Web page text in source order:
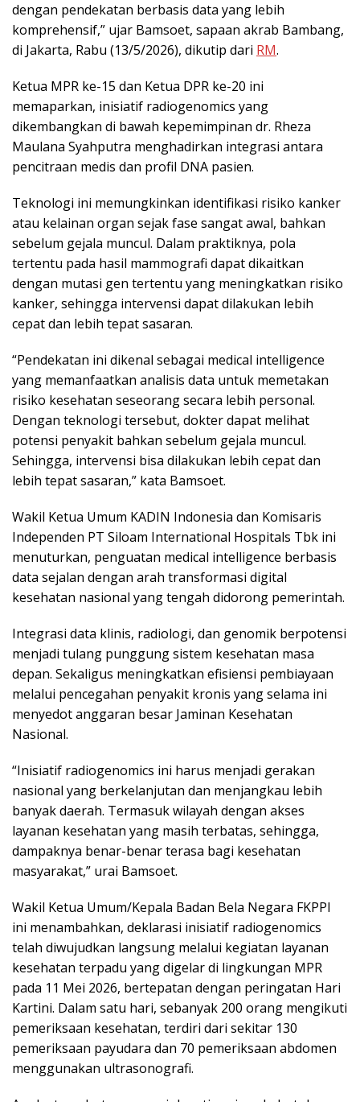
dengan pendekatan berbasis data yang lebih
komprehensif,” ujar Bamsoet, sapaan akrab Bambang,
di Jakarta, Rabu (13/5/2026), dikutip dari RM.
Ketua MPR ke-15 dan Ketua DPR ke-20 ini
memaparkan, inisiatif radiogenomics yang
dikembangkan di bawah kepemimpinan dr. Rheza
Maulana Syahputra menghadirkan integrasi antara
pencitraan medis dan profil DNA pasien.
Teknologi ini memungkinkan identifikasi risiko kanker
atau kelainan organ sejak fase sangat awal, bahkan
sebelum gejala muncul. Dalam praktiknya, pola
tertentu pada hasil mammografi dapat dikaitkan
dengan mutasi gen tertentu yang meningkatkan risiko
kanker, sehingga intervensi dapat dilakukan lebih
cepat dan lebih tepat sasaran.
“Pendekatan ini dikenal sebagai medical intelligence
yang memanfaatkan analisis data untuk memetakan
risiko kesehatan seseorang secara lebih personal.
Dengan teknologi tersebut, dokter dapat melihat
potensi penyakit bahkan sebelum gejala muncul.
Sehingga, intervensi bisa dilakukan lebih cepat dan
lebih tepat sasaran,” kata Bamsoet.
Wakil Ketua Umum KADIN Indonesia dan Komisaris
Independen PT Siloam International Hospitals Tbk ini
menuturkan, penguatan medical intelligence berbasis
data sejalan dengan arah transformasi digital
kesehatan nasional yang tengah didorong pemerintah.
Integrasi data klinis, radiologi, dan genomik berpotensi
menjadi tulang punggung sistem kesehatan masa
depan. Sekaligus meningkatkan efisiensi pembiayaan
melalui pencegahan penyakit kronis yang selama ini
menyedot anggaran besar Jaminan Kesehatan
Nasional.
“Inisiatif radiogenomics ini harus menjadi gerakan
nasional yang berkelanjutan dan menjangkau lebih
banyak daerah. Termasuk wilayah dengan akses
layanan kesehatan yang masih terbatas, sehingga,
dampaknya benar-benar terasa bagi kesehatan
masyarakat,” urai Bamsoet.
Wakil Ketua Umum/Kepala Badan Bela Negara FKPPI
ini menambahkan, deklarasi inisiatif radiogenomics
telah diwujudkan langsung melalui kegiatan layanan
kesehatan terpadu yang digelar di lingkungan MPR
pada 11 Mei 2026, bertepatan dengan peringatan Hari
Kartini. Dalam satu hari, sebanyak 200 orang mengikuti
pemeriksaan kesehatan, terdiri dari sekitar 130
pemeriksaan payudara dan 70 pemeriksaan abdomen
menggunakan ultrasonografi.